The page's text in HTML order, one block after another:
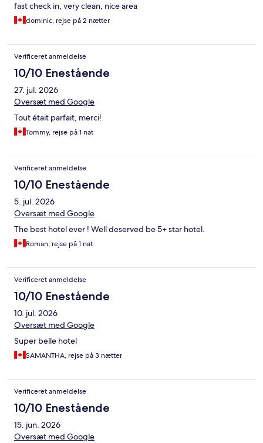
fast check in, very clean, nice area
dominic, rejse på 2 nætter
Verificeret anmeldelse
10/10 Enestående
27. jul. 2026
Oversæt med Google
Tout était parfait, merci!
Tommy, rejse på 1 nat
Verificeret anmeldelse
10/10 Enestående
5. jul. 2026
Oversæt med Google
The best hotel ever ! Well deserved be 5+ star hotel.
Roman, rejse på 1 nat
Verificeret anmeldelse
10/10 Enestående
10. jul. 2026
Oversæt med Google
Super belle hotel
SAMANTHA, rejse på 3 nætter
Verificeret anmeldelse
10/10 Enestående
15. jun. 2026
Oversæt med Google